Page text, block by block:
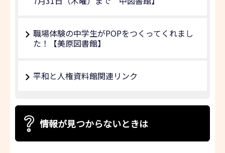
職場体験の中学生がPOPをつくってくれまし
た！【美原図書館】
平和と人権資料館関連リンク
情報が見つからないときは